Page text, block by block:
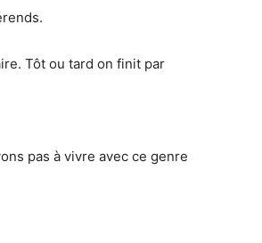
Tôt ou tard on finit par
pas à vivre avec ce genre